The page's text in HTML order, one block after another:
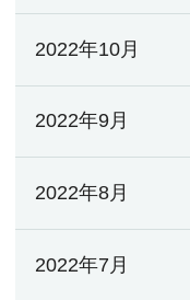
2022年10月
2022年9月
2022年8月
2022年7月